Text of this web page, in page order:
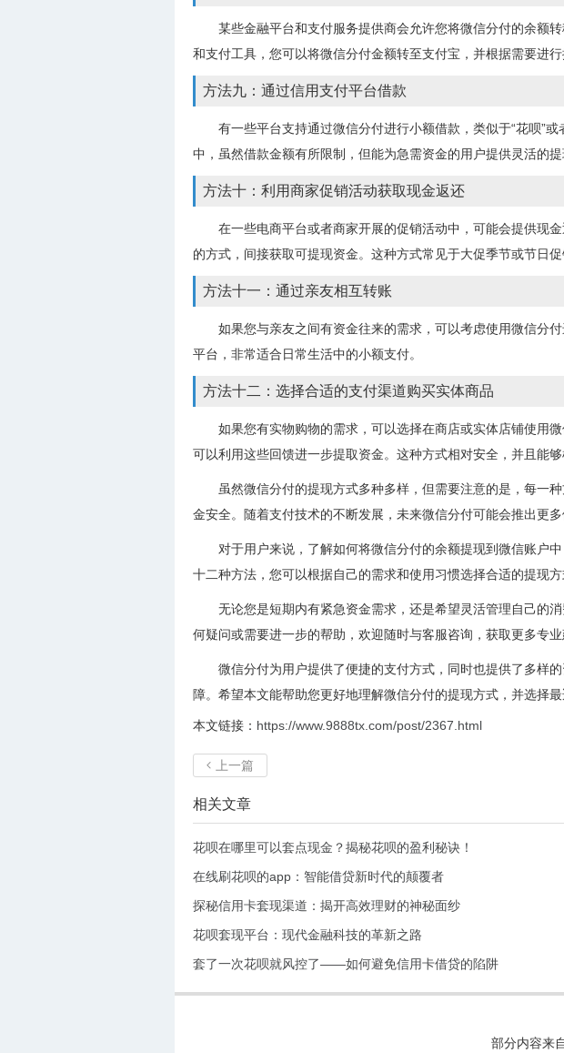
某些金融平台和支付服务提供商会允许您将微信分付的余额
和支付工具，您可以将微信分付金额转至支付宝，并根据需要进行
方法九：通过信用支付平台借款
有一些平台支持通过微信分付进行小额借款，类似于“花呗”
中，虽然借款金额有所限制，但能为急需资金的用户提供灵活的提
方法十：利用商家促销活动获取现金返还
在一些电商平台或者商家开展的促销活动中，可能会提供现
的方式，间接获取可提现资金。这种方式常见于大促季节或节日促
方法十一：通过亲友相互转账
如果您与亲友之间有资金往来的需求，可以考虑使用微信分
平台，非常适合日常生活中的小额支付。
方法十二：选择合适的支付渠道购买实体商品
如果您有实物购物的需求，可以选择在商店或实体店铺使用
可以利用这些回馈进一步提取资金。这种方式相对安全，并且能
虽然微信分付的提现方式多种多样，但需要注意的是，每一
金安全。随着支付技术的不断发展，未来微信分付可能会推出更
对于用户来说，了解如何将微信分付的余额提现到微信账户
十二种方法，您可以根据自己的需求和使用习惯选择合适的提现
无论您是短期内有紧急资金需求，还是希望灵活管理自己的
何疑问或需要进一步的帮助，欢迎随时与客服咨询，获取更多专业
微信分付为用户提供了便捷的支付方式，同时也提供了多样
障。希望本文能帮助您更好地理解微信分付的提现方式，并选择
本文链接： https://www.9888tx.com/post/2367.html
 上一篇
相关文章
花呗在哪里可以套点现金？揭秘花呗的盈利秘诀！
在线刷花呗的app：智能借贷新时代的颠覆者
探秘信用卡套现渠道：揭开高效理财的神秘面纱
花呗套现平台：现代金融科技的革新之路
套了一次花呗就风控了——如何避免信用卡借贷的陷阱
部分内容来